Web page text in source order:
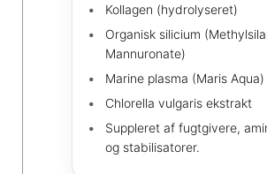
Kollagen (hydrolyseret)
Organisk silicium
Mannuronate)
Marine plasma (Maris Aqua)
Chlorella vulgaris ekstrakt
Suppleret af fugtgivere,
og stabilisatorer.